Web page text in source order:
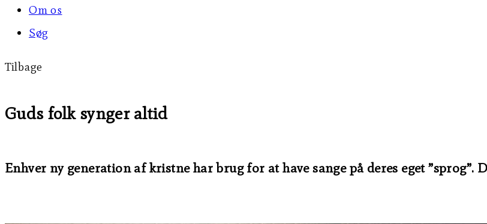
Om os
Søg
Tilbage
Guds folk synger altid
Enhver ny generation af kristne har brug for at have sange på deres eget ”sprog”.